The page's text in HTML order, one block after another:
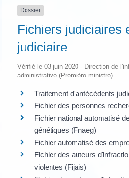
Dossier
Fichiers judiciaires
judiciaire
Vérifié le 03 juin 2020 - Direction de
administrative (Première ministre)
Traitement d'antécédents
Fichier des personnes
Fichier national automatisé
génétiques (Fnaeg)
Fichier automatisé des
Fichier des auteurs
violentes (Fijais)